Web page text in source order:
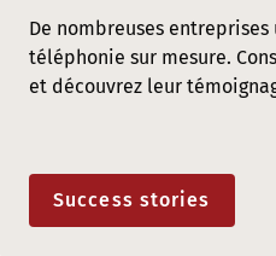
De nombreuses
téléphonie sur mesure.
et découvrez leur
Success stories